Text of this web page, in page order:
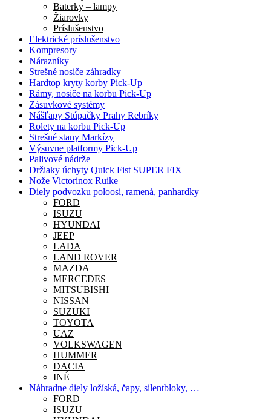
Baterky – lampy
Žiarovky
Príslušenstvo
Elektrické príslušenstvo
Kompresory
Nárazníky
Strešné nosiče záhradky
Hardtop kryty korby Pick-Up
Rámy, nosiče na korbu Pick-Up
Zásuvkové systémy
Nášľapy Stúpačky Prahy Rebríky
Rolety na korbu Pick-Up
Strešné stany Markízy
Výsuvne platformy Pick-Up
Palivové nádrže
Držiaky úchyty Quick Fist SUPER FIX
Nože Victorinox Ruike
Diely podvozku poloosi, ramená, panhardky
FORD
ISUZU
HYUNDAI
JEEP
LADA
LAND ROVER
MAZDA
MERCEDES
MITSUBISHI
NISSAN
SUZUKI
TOYOTA
UAZ
VOLKSWAGEN
HUMMER
DACIA
INÉ
Náhradne diely ložíská, čapy, silentbloky, …
FORD
ISUZU